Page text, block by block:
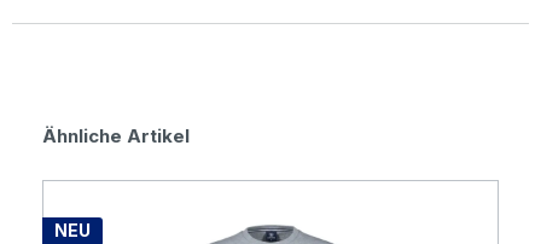
Produktgalerie überspringen
Ähnliche Artikel
NEU